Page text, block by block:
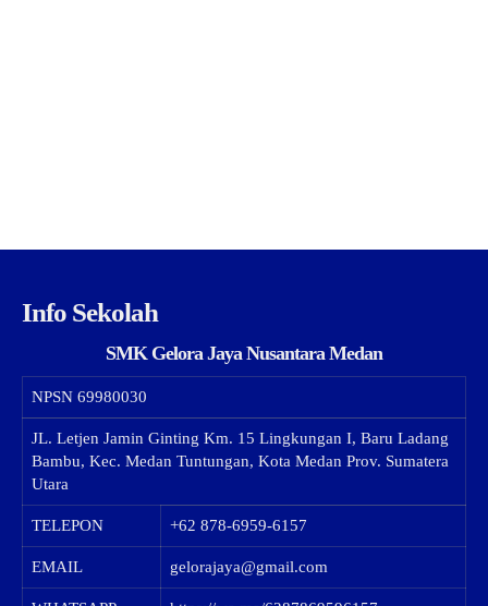
Info Sekolah
SMK Gelora Jaya Nusantara Medan
NPSN 69980030
JL. Letjen Jamin Ginting Km. 15 Lingkungan I, Baru Ladang
Bambu, Kec. Medan Tuntungan, Kota Medan Prov. Sumatera
Utara
TELEPON +62 878-6959-6157
EMAIL gelorajaya@gmail.com